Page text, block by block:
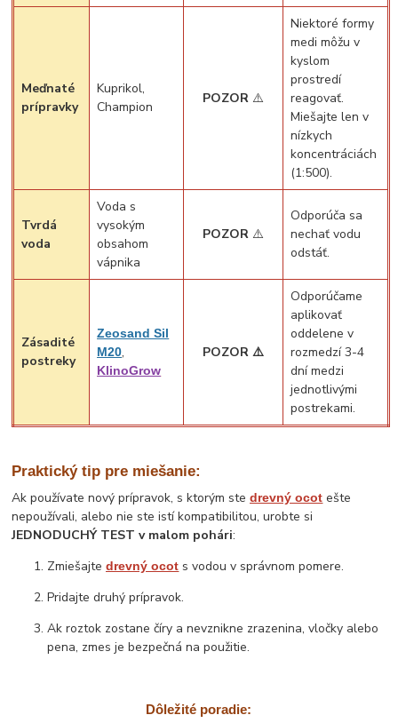
Meďnaté
prípravky
Kuprikol,
Champion
POZOR ⚠️
Niektoré formy
medi môžu v
kyslom
prostredí
reagovať.
Miešajte len v
nízkych
koncentráciách
(1:500).
Tvrdá
voda
Voda s
vysokým
obsahom
vápnika
POZOR ⚠️
Odporúča sa
nechať vodu
odstáť.
Zásadité
postreky
Zeosand Sil
M20,
KlinoGrow
POZOR ⚠️
Odporúčame
aplikovať
oddelene v
rozmedzí 3-4
dní medzi
jednotlivými
postrekami.
Praktický tip pre miešanie:
Ak používate nový prípravok, s ktorým stedrevný ocot ešte
nepoužívali, alebo nie ste istí kompatibilitou, urobte si
JEDNODUCHÝ TEST v malom pohári:
Zmiešajtedrevný ocot s vodou v správnom pomere.
Pridajte druhý prípravok.
Ak roztok zostane číry a nevznikne zrazenina, vločky alebo
pena, zmes je bezpečná na použitie.
Dôležité poradie: